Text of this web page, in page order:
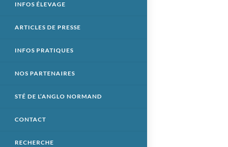
INFOS ÉLEVAGE
ARTICLES DE PRESSE
INFOS PRATIQUES
NOS PARTENAIRES
STÉ DE L’ANGLO NORMAND
CONTACT
RECHERCHE